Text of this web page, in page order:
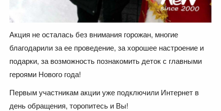
Акция не осталась без внимания горожан, многие
благодарили за ее проведение, за хорошее настроение и
подарки, за возможность познакомить деток с главными
героями Нового года!
Первым участникам акции уже подключили Интернет в
день обращения, торопитесь и Вы!